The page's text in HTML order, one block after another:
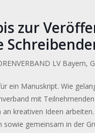
zur
LV Bayern,
ein Manuskript. Wie
mit
kreativen Ideen
gemeinsam in der